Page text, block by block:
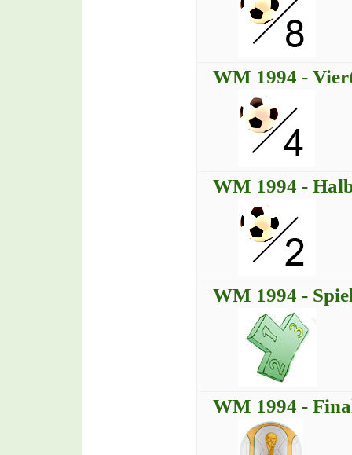
WM 1994 -
WM 1994 -
WM 1994 -
WM 1994 -